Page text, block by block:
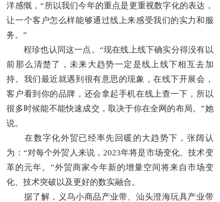
洋感慨，“所以我们今年的重点是更重视数字化的表达，
让一个客户怎么样能够通过线上来感受我们的实力和服
务。”
程珍也认同这一点。“现在线上线下确实分得没有以
前那么清楚了，未来大趋势一定是线上线下相互去加
持。我们最近就遇到很有意思的现象，在线下开展会，
客户看到你的品牌，还会拿起手机在线上查一下，所以
很多时候能不能快速成交，取决于你在全网的布局。”她
说。
在数字化外贸已经率先回暖的大趋势下，张阔认
为：“对每个外贸人来说，2023年将是市场变化、技术变
革的元年。”外贸商家今年新的增量空间将来自市场变
化、技术突破以及更好的数实融合。
据了解，义乌小商品产业带、汕头澄海玩具产业带